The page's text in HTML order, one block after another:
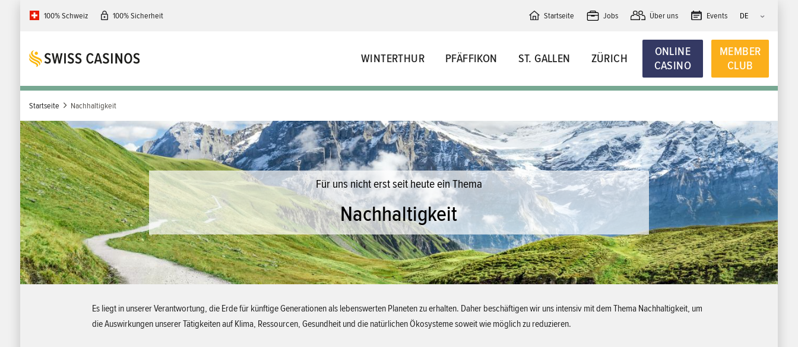
WINTERTHUR PFÄFFIKON ST. GALLEN ZÜRICH
ONLINE
CASINO
MEMBER
CLUB
100% Schweiz 100% Sicherheit Startseite Jobs Über uns Events
Startseite Nachhaltigkeit
Für uns nicht erst seit heute ein Thema
Nachhaltigkeit
Es liegt in unserer Verantwortung, die Erde für künftige Generationen als lebenswerten Planeten zu erhalten. Daher beschäftigen wir uns intensiv mit dem Thema Nachhaltigkeit, um
die Auswirkungen unserer Tätigkeiten auf Klima, Ressourcen, Gesundheit und die natürlichen Ökosysteme soweit wie möglich zu reduzieren.